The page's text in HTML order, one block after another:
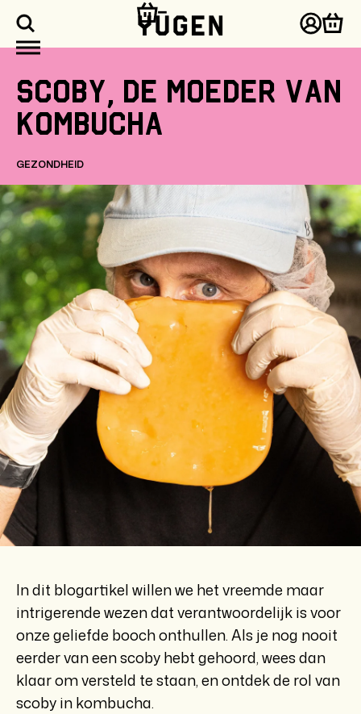
de
Scoby, de moeder van
kombucha
GEZONDHEID
In dit blogartikel willen we het vreemde maar
intrigerende wezen dat verantwoordelijk is voor
onze geliefde booch onthullen. Als je nog nooit
eerder van een scoby hebt gehoord, wees dan
klaar om versteld te staan, en ontdek de rol van
scoby in kombucha.